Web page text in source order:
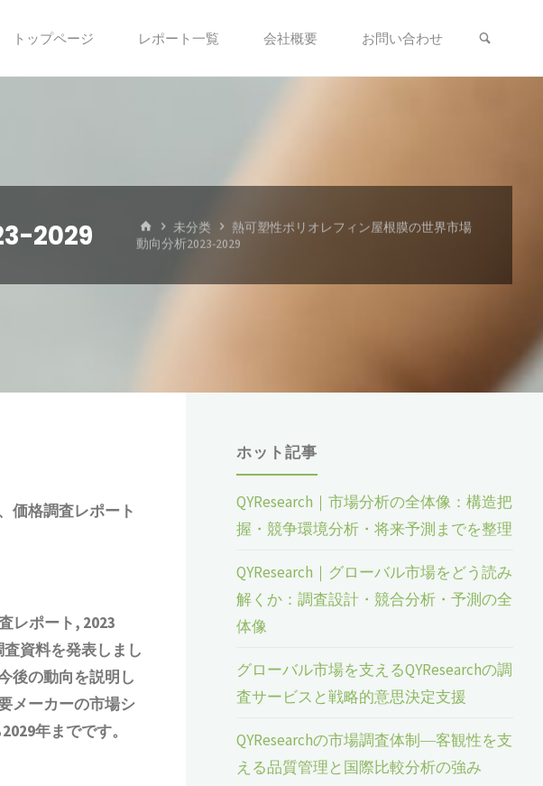
トップページ レポート一覧 会社概要 お問い合わせ
2029
ホ
ー
未分类
熱可塑性ポリオレフィン屋根膜の世界市場
動向分析2023-2029
価格調査レポート
レポート, 2023
査資料を発表しまし
後の動向を説明し
メーカーの市場シ
年までです。
ホット記事
QYResearch｜市場分析の全体像：構造把
握・競争環境分析・将来予測までを整理
QYResearch｜グローバル市場をどう読み
解くか：調査設計・競合分析・予測の全
体像
グローバル市場を支えるQYResearchの調
査サービスと戦略的意思決定支援
QYResearchの市場調査体制―客観性を支
える品質管理と国際比較分析の強み